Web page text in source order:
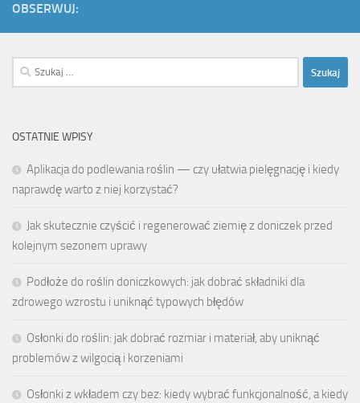
OBSERWUJ:
Szukaj:
OSTATNIE WPISY
Aplikacja do podlewania roślin — czy ułatwia pielęgnację i kiedy
naprawdę warto z niej korzystać?
Jak skutecznie czyścić i regenerować ziemię z doniczek przed
kolejnym sezonem uprawy
Podłoże do roślin doniczkowych: jak dobrać składniki dla
zdrowego wzrostu i uniknąć typowych błędów
Osłonki do roślin: jak dobrać rozmiar i materiał, aby uniknąć
problemów z wilgocią i korzeniami
Osłonki z wkładem czy bez: kiedy wybrać funkcjonalność, a kiedy